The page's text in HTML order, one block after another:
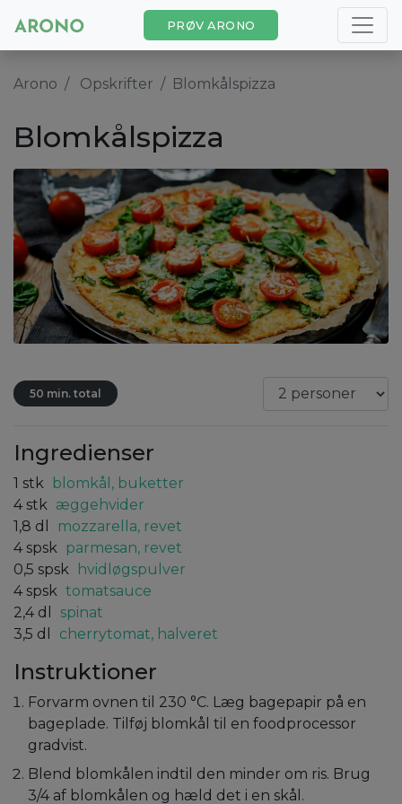
PRØV ARONO
Arono Opskrifter Blomkålspizza
Blomkålspizza
50 min. total
Ingredienser
1 stk
blomkål, buketter
4 stk æggehvider
1,8 dl
mozzarella, revet
4 spsk parmesan, revet
0,5 spsk
hvidløgspulver
4 spsk tomatsauce
2,4 dl
spinat
3,5 dl cherrytomat, halveret
Instruktioner
Forvarm ovnen til 230 °C. Læg bagepapir på en
bageplade. Tilføj blomkål til en foodprocessor
gradvist.
Blend blomkålen indtil den minder om ris. Brug
3/4 af blomkålen og hæld det i en skål.